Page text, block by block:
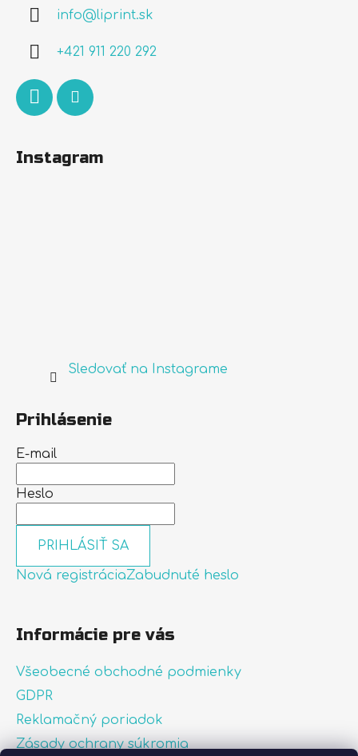
info@liprint.sk
+421 911 220 292
Instagram
Sledovať na Instagrame
Prihlásenie
E-mail
Heslo
PRIHLÁSIŤ SA
Nová registráciaZabudnuté heslo
Informácie pre vás
Všeobecné obchodné podmienky
GDPR
Reklamačný poriadok
Zásady ochrany súkromia